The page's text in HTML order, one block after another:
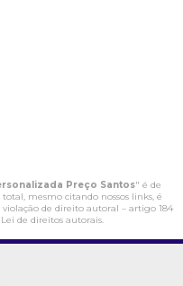
Preço Santos" é de
mesmo citando nossos links, é
de direito autoral – artigo 184
Lei de direitos autorais